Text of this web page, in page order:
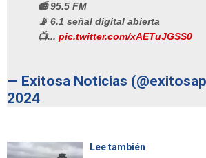
📻 95.5 FM
📡 6.1 señal digital abierta
📺... pic.twitter.com/xAETuJGSS0
— Exitosa Noticias
2024
Lee también